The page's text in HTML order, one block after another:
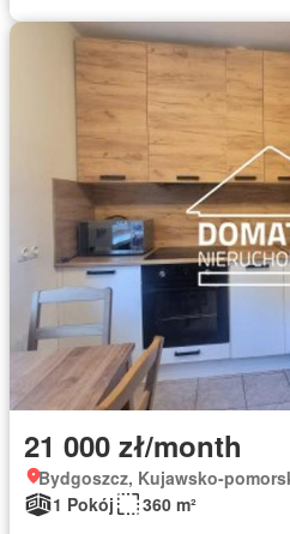
21 000 zł/month
Bydgoszcz, Kujawsko-
1 Pokój
360 m²